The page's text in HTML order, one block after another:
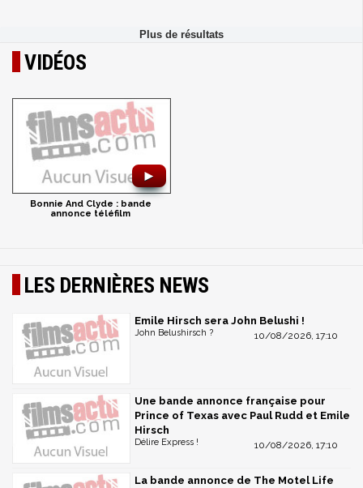
VIDÉOS
►
Bonnie And Clyde : bande
annonce téléfilm
LES DERNIÈRES NEWS
Emile Hirsch sera John Belushi !
10/08/2026, 17:10
John Belushirsch ?
Une bande annonce française pour
Prince of Texas avec Paul Rudd et Emile
Hirsch
10/08/2026, 17:10
Délire Express !
La bande annonce de The Motel Life